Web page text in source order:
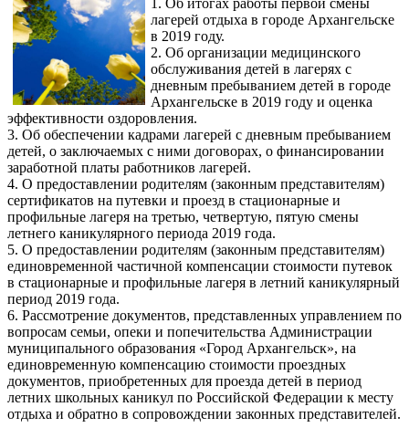
1. Об итогах работы первой смены
лагерей отдыха в городе Архангельске
в 2019 году.
2. Об организации медицинского
обслуживания детей в лагерях с
дневным пребыванием детей в городе
Архангельске в 2019 году и оценка
эффективности оздоровления.
3. Об обеспечении кадрами лагерей с дневным пребыванием
детей, о заключаемых с ними договорах, о финансировании
заработной платы работников лагерей.
4. О предоставлении родителям (законным представителям)
сертификатов на путевки и проезд в стационарные и
профильные лагеря на третью, четвертую, пятую смены
летнего каникулярного периода 2019 года.
5. О предоставлении родителям (законным представителям)
единовременной частичной компенсации стоимости путевок
в стационарные и профильные лагеря в летний каникулярный
период 2019 года.
6. Рассмотрение документов, представленных управлением по
вопросам семьи, опеки и попечительства Администрации
муниципального образования «Город Архангельск», на
единовременную компенсацию стоимости проездных
документов, приобретенных для проезда детей в период
летних школьных каникул по Российской Федерации к месту
отдыха и обратно в сопровождении законных представителей.